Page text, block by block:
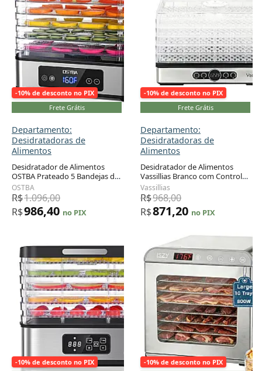
-10% de desconto no PIX
Frete Grátis
Departamento:
Desidratadoras de
Alimentos
Desidratador de Alimentos
OSTBA Prateado 5 Bandejas de
Aço Inoxidável 400W Timer 48h
120V
OSTBA
R$1.096,00
R$986,40 no PIX
-10% de desconto no PIX
Frete Grátis
Departamento:
Desidratadoras de
Alimentos
Desidratador de Alimentos
Vassillias Branco com Controle
de Temperatura e 5 Bandejas
Livres de BPA 400W 120V
Vassillias
R$968,00
R$871,20 no PIX
-10% de desconto no PIX
Adicionar ao carrinho
-10% de desconto no PIX
Adicionar ao carrinho